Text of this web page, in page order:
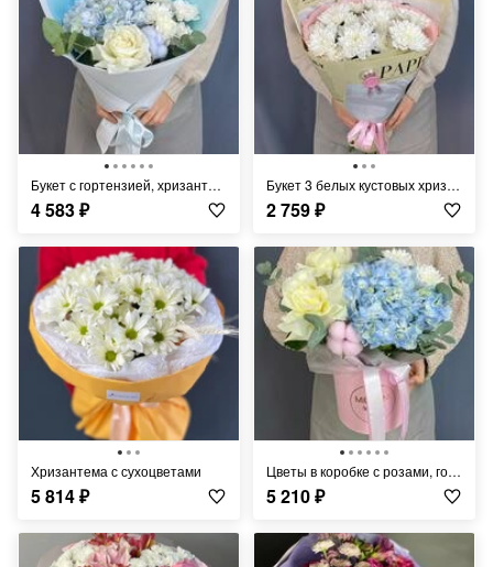
Букет с гортензией, хризантемой, розой и гвоздикой
4 583₽
Букет 3 белых кустовых хризантемы
2 759₽
Хризантема с сухоцветами
5 814₽
Цветы в коробке с розами, гортензией и хризантемой
5 210₽